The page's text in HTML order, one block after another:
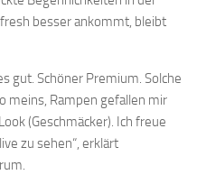
besser ankommt, bleibt
gut. Schöner Premium. Solche
meins, Rampen gefallen mir
(Geschmäcker). Ich freue
zu sehen“, erklärt